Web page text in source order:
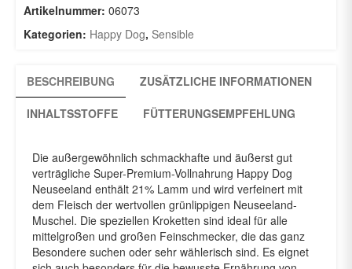
Artikelnummer: 06073
Kategorien: Happy Dog, Sensible
BESCHREIBUNG ZUSÄTZLICHE INFORMATIONEN
INHALTSSTOFFE FÜTTERUNGSEMPFEHLUNG
Die außergewöhnlich schmackhafte und äußerst gut
verträgliche Super-Premium-Vollnahrung Happy Dog
Neuseeland enthält 21% Lamm und wird verfeinert mit
dem Fleisch der wertvollen grünlippigen Neuseeland-
Muschel. Die speziellen Kroketten sind ideal für alle
mittelgroßen und großen Feinschmecker, die das ganz
Besondere suchen oder sehr wählerisch sind. Es eignet